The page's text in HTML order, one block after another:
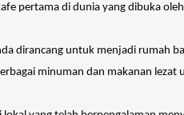
pertama di dunia yang dibuka
dirancang untuk menjadi rumah
minuman dan makanan lezat